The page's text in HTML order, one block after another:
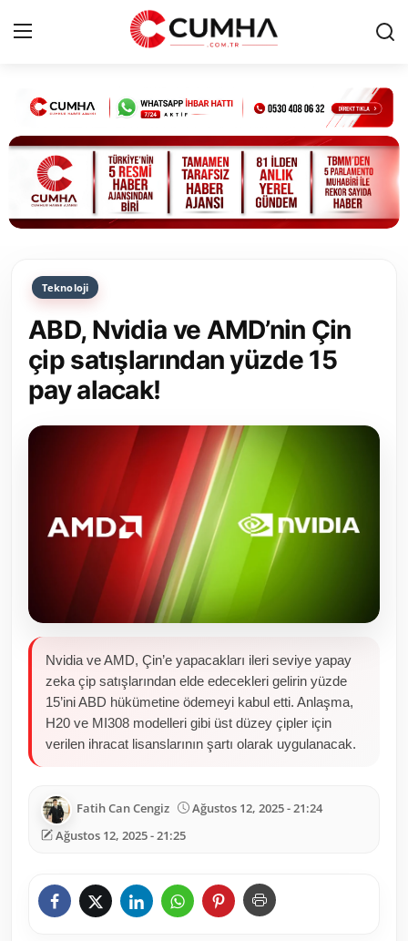
Kurumsal
Cumhurbaşkanlığı
Bakanlıklar
Siyasi Partiler
Yerel Yönetimler
Mülki İdare
Toplum ve Yaşam
Kamu Kurumları ve Üst Kurullar
Resmi Reklamlar
Teknoloji
ABD, Nvidia ve AMD’nin Çin
çip satışlarından yüzde 15
pay alacak!
Nvidia ve AMD, Çin’e yapacakları ileri seviye yapay
zeka çip satışlarından elde edecekleri gelirin yüzde
15’ini ABD hükümetine ödemeyi kabul etti. Anlaşma,
H20 ve MI308 modelleri gibi üst düzey çipler için
verilen ihracat lisanslarının şartı olarak uygulanacak.
Fatih Can Cengiz
Ağustos 12, 2025 - 21:24
Ağustos 12, 2025 - 21:25